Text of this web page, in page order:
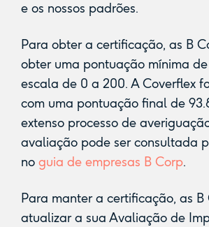
e os nossos padrões.
Para obter a certificação, as B
obter uma pontuação mínima
escala de 0 a 200. A Coverflex
com uma pontuação final de
extenso processo de
avaliação pode ser consultada
no guia de empresas B Corp.
Para manter a certificação, as B
atualizar a sua Avaliação de